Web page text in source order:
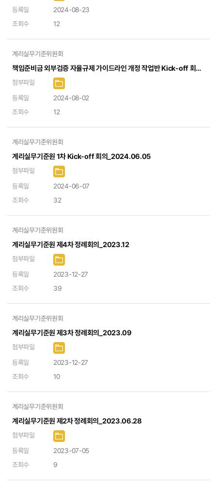
등록일
2024-08-23
조회수
12
계리실무기준위원회
책임준비금 외부검증 자율규제 가이드라인 개정 작업반 Kick-off 회의_2024.08.01
첨부파일
등록일
2024-08-02
조회수
12
계리실무기준위원회
계리실무기준원 1차 Kick-off 회의_2024.06.05
첨부파일
등록일
2024-06-07
조회수
32
계리실무기준위원회
계리실무기준원 제4차 정례회의_2023.12
첨부파일
등록일
2023-12-27
조회수
39
계리실무기준위원회
계리실무기준원 제3차 정례회의_2023.09
첨부파일
등록일
2023-12-27
조회수
10
계리실무기준위원회
계리실무기준원 제2차 정례회의_2023.06.28
첨부파일
등록일
2023-07-05
조회수
9